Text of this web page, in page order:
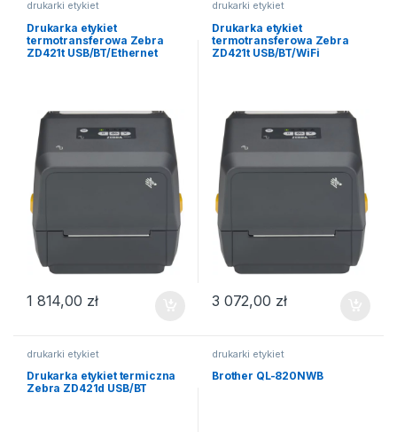
drukarki etykiet
Drukarka etykiet
termotransferowa Zebra
ZD421t USB/BT/Ethernet
1 814,00 zł
drukarki etykiet
Drukarka etykiet
termotransferowa Zebra
ZD421t USB/BT/WiFi
3 072,00 zł
drukarki etykiet
Drukarka etykiet termiczna
Zebra ZD421d USB/BT
drukarki etykiet
Brother QL-820NWB